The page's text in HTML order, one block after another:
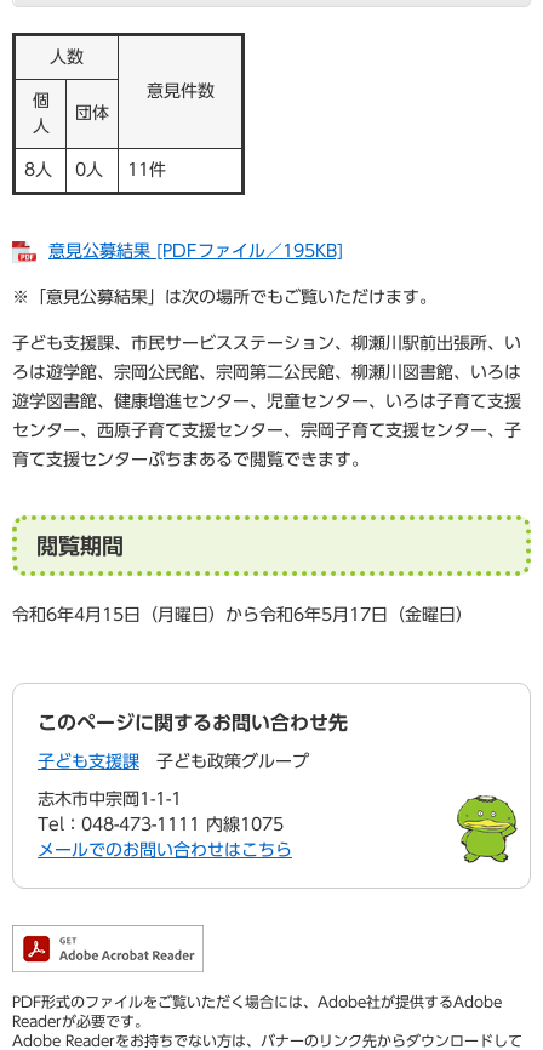
人数
意見件数
個
人
団体
8人 0人 11件
意見公募結果 [PDFファイル／195KB]
※「意見公募結果」は次の場所でもご覧いただけます。
子ども支援課、市民サービスステーション、柳瀬川駅前出張所、い
ろは遊学館、宗岡公民館、宗岡第二公民館、柳瀬川図書館、いろは
遊学図書館、健康増進センター、児童センター、いろは子育て支援
センター、西原子育て支援センター、宗岡子育て支援センター、子
育て支援センターぷちまあるで閲覧できます。
閲覧期間
令和6年4月15日（月曜日）から令和6年5月17日（金曜日）
このページに関するお問い合わせ先
子ども支援課 子ども政策グループ
志木市中宗岡1-1-1
Tel：048-473-1111 内線1075
メールでのお問い合わせはこちら
PDF形式のファイルをご覧いただく場合には、Adobe社が提供するAdobe
Readerが必要です。
Adobe Readerをお持ちでない方は、バナーのリンク先からダウンロードして